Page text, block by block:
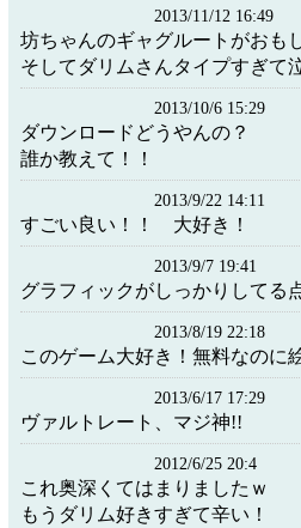
2013/11/12 16:49
坊ちゃんのギャグルートがおも
そしてダリムさんタイプすぎて
2013/10/6 15:29
ダウンロードどうやんの？
誰か教えて！！
2013/9/22 14:11
すごい良い！！ 大好き！
2013/9/7 19:41
グラフィックがしっかりしてる
2013/8/19 22:18
このゲーム大好き！無料なのに
2013/6/17 17:29
ヴァルトレート、マジ神!!
2012/6/25 20:4
これ奥深くてはまりましたｗ
もうダリム好きすぎて辛い！